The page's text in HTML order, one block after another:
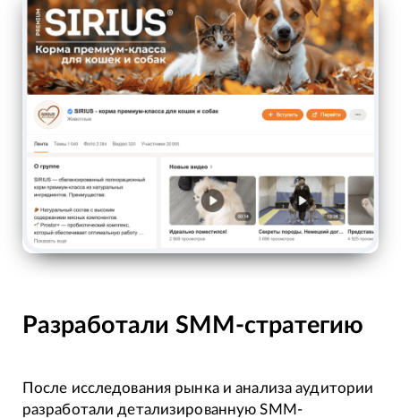
Разработали SMM-стратегию
После исследования рынка и анализа аудитории
разработали детализированную SMM-